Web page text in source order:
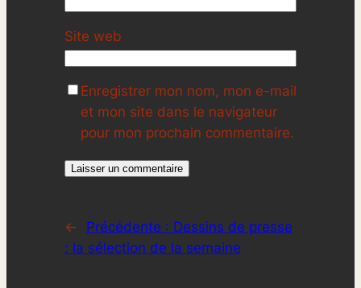
Site web
Enregistrer mon nom, mon e-mail
et mon site dans le navigateur
pour mon prochain commentaire.
← Précédente : Dessins de presse
: la sélection de la semaine